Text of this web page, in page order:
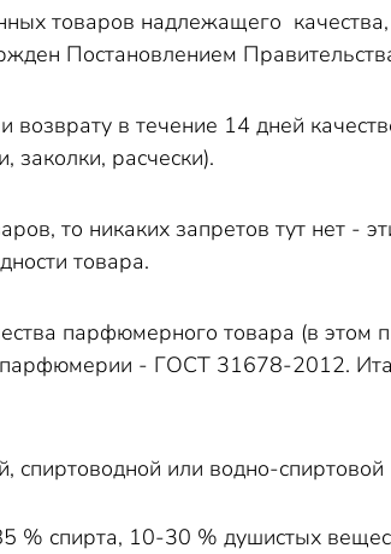
товаров надлежащего
Постановлением
возврату в течение 14 дней
заколки, расчески).
то никаких запретов тут нет
товара.
парфюмерного товара (в этом
- ГОСТ 31678-2012.
спиртоводной или водно-
% спирта, 10-30 % душистых